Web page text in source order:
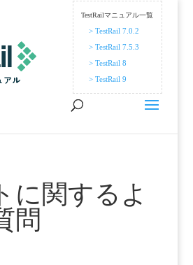
TestRailマニュアル一覧
> TestRail 7.0.2
> TestRail 7.5.3
> TestRail 8
> TestRail 9
に関するよ
問